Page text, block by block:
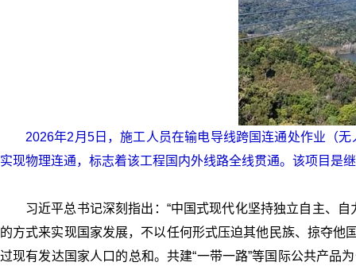
2026年2月5日，施工人员在输电导线跨国连通处作业（
实现物理连通，标志着该工程国内外线路全线贯通。该项目是
习近平总书记深刻指出：“中国式现代化坚持独立自主、
的方式来实现国家发展，不以任何形式压迫其他民族、掠夺他
过现有发达国家人口的总和。共建“一带一路”等国际公共产品